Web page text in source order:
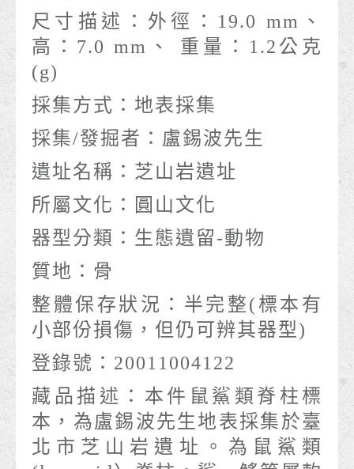
尺寸描述： 外徑：19.0 mm、
高：7.0 mm、 重量：1.2公克
(g)
採集方式： 地表採集
採集/發掘者： 盧錫波先生
遺址名稱： 芝山岩遺址
所屬文化：
圓山文化
器型分類： 生態遺留-動物
質地： 骨
整體保存狀況： 半完整(標本有
小部份損傷，但仍可辨其器型)
登錄號： 20011004122
藏品描述： 本件鼠鯊類脊柱標
本，為盧錫波先生地表採集於臺
北市芝山岩遺址。為鼠鯊類